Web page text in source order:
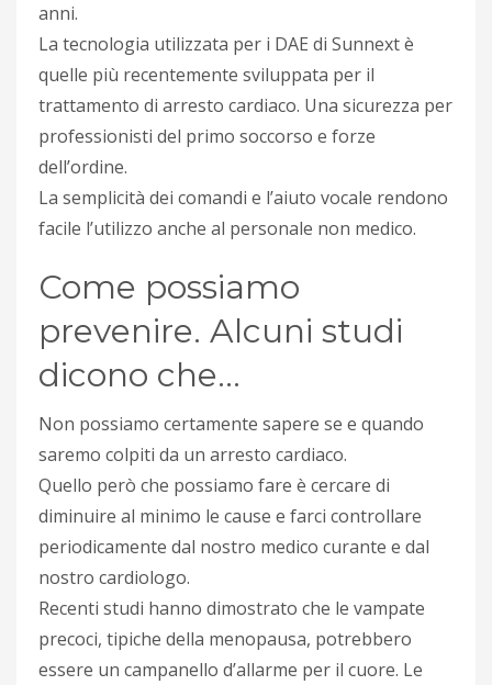
anni.
La tecnologia utilizzata per i DAE di Sunnext è
quelle più recentemente sviluppata per il
trattamento di arresto cardiaco. Una sicurezza per
professionisti del primo soccorso e forze
dell’ordine.
La semplicità dei comandi e l’aiuto vocale rendono
facile l’utilizzo anche al personale non medico.
Come possiamo
prevenire. Alcuni studi
dicono che…
Non possiamo certamente sapere se e quando
saremo colpiti da un arresto cardiaco.
Quello però che possiamo fare è cercare di
diminuire al minimo le cause e farci controllare
periodicamente dal nostro medico curante e dal
nostro cardiologo.
Recenti studi hanno dimostrato che le vampate
precoci, tipiche della menopausa, potrebbero
essere un campanello d’allarme per il cuore. Le